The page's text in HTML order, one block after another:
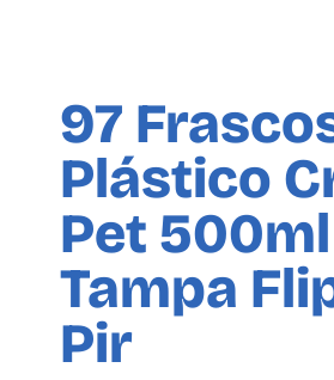
97
Plástico
Pet
Tampa
Pir